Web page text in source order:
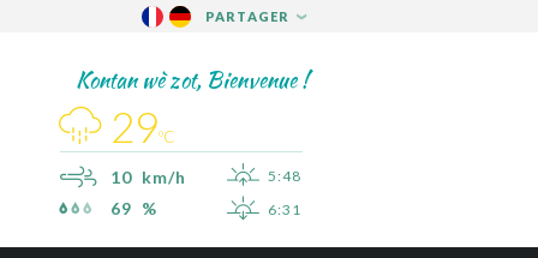
PARTAGER
TWITTER
Kontan wè zot, Bienvenue !
29ºC
10 km/h
69 %
5:48
6:31